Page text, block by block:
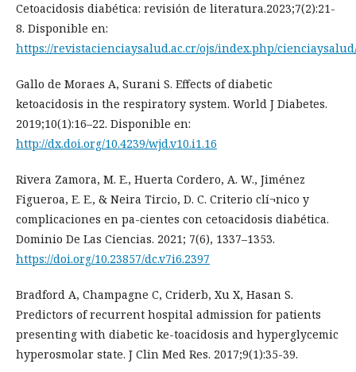
Cetoacidosis diabética: revisión de literatura.2023;7(2):21-
8. Disponible en:
https://revistacienciaysalud.ac.cr/ojs/index.php/
Gallo de Moraes A, Surani S. Effects of diabetic
ketoacidosis in the respiratory system. World J Diabetes.
2019;10(1):16–22. Disponible en:
http://dx.doi.org/10.4239/wjd.v10.i1.16
Rivera Zamora, M. E., Huerta Cordero, A. W., Jiménez
Figueroa, E. E., & Neira Tircio, D. C. Criterio clí¬nico y
complicaciones en pa-cientes con cetoacidosis diabética.
Dominio De Las Ciencias. 2021; 7(6), 1337–1353.
https://doi.org/10.23857/dc.v7i6.2397
Bradford A, Champagne C, Criderb, Xu X, Hasan S.
Predictors of recurrent hospital admission for patients
presenting with diabetic ke-toacidosis and hyperglycemic
hyperosmolar state. J Clin Med Res. 2017;9(1):35-39.